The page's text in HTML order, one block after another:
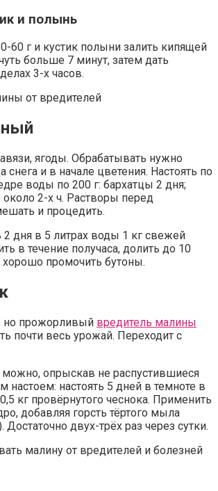
и полынь
60 г и кустик полыни залить кипящей
больше 7 минут, затем дать
3-х часов.
ягоды. Обрабатывать нужно
снега и в начале цветения. Настоять по
воды по 200 г: бархатцы 2 дня;
2-х ч. Растворы перед
и процедить.
дня в 5 литрах воды 1 кг свежей
в течение получаса, долить до 10
промочить бутоны.
но прожорливый вредитель малины
почти весь урожай. Переходит с
можно, опрыскав не распустившиеся
настоем: настоять 5 дней в темноте в
кг провёрнутого чеснока. Применить
добавляя горсть тёртого мыла
Достаточно двух-трёх раз через сутки.